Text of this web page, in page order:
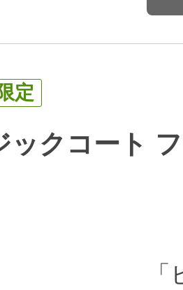
定
ックコート